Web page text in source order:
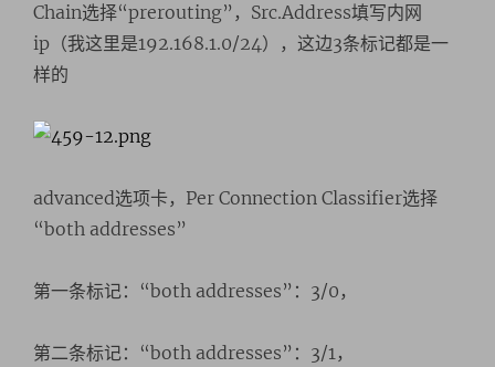
Chain选择“prerouting”，Src.Address填写内网
ip（我这里是192.168.1.0/24），这边3条标记都是一
样的
advanced选项卡，Per Connection Classifier选择
“both addresses”
第一条标记：“both addresses”：3/0，
第二条标记：“both addresses”：3/1，